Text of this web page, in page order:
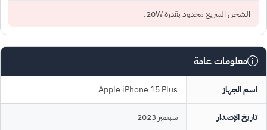
الشحن السريع محدود بقدرة 20W.
معلومات عامة
اسم الجهاز Apple iPhone 15 Plus
تاريخ الإصدار سبتمبر 2023